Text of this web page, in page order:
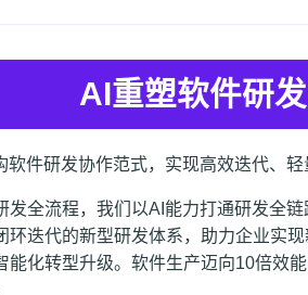
AI重塑软件研
软件研发协作范式，实现高效迭代、
发全流程，我们以AI能力打通研发全
环迭代的新型研发体系，助力企业实
能化转型升级。软件生产迈向10倍效